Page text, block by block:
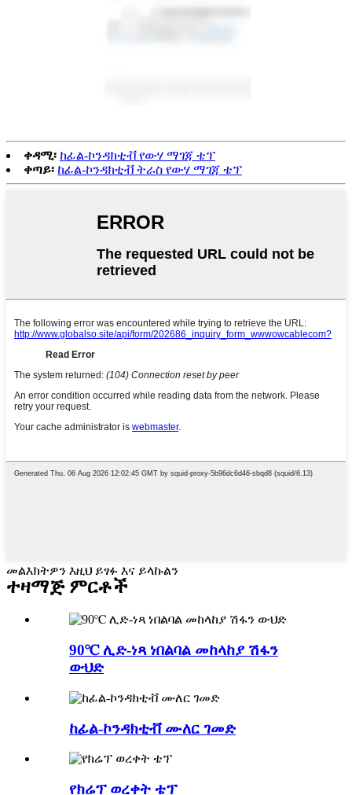
ቀዳሚ፡ ከፊል-ኮንዳክቲቭ የውሃ ማገጃ ቴፕ
ቀጣይ፡ ከፊል-ኮንዳክቲቭ ትራስ የውሃ ማገጃ ቴፕ
መልእክትዎን እዚህ ይፃፉ እና ይላኩልን
ተዛማጅ ምርቶች
90℃ ሊድ-ነጻ ነበልባል መከላከያ ሽፋን
ውህድ
ከፊል-ኮንዳክቲቭ ሙለር ገመድ
የክሬፕ ወረቀት ቴፕ